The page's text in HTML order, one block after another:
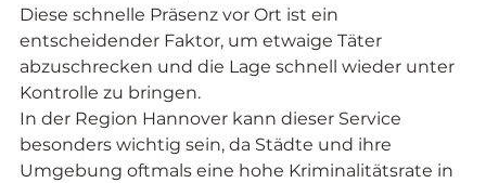
Diese schnelle Präsenz vor Ort ist ein
entscheidender Faktor, um etwaige Täter
abzuschrecken und die Lage schnell wieder unter
Kontrolle zu bringen.
In der Region Hannover kann dieser Service
besonders wichtig sein, da Städte und ihre
Umgebung oftmals eine hohe Kriminalitätsrate in